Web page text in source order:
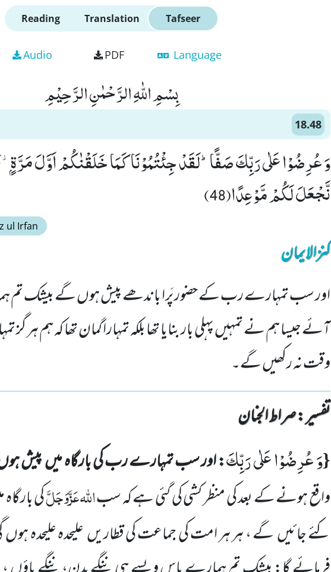
Reading Translation Tafseer
Audio PDF Language
بِسْمِ اللّٰهِ الرَّحْمٰنِ الرَّحِیْمِ
18.48
وَ عُرِضُوْا عَلٰى رَبِّكَ صَفًّاؕ-لَقَدْ جِئْتُمُوْنَا كَمَا خَلَقْنٰكُمْ اَوَّلَ
نَّجْعَلَ لَكُمْ مَّوْعِدًا(48)
ul Irfan
کنزالایمان
اور سب تمہارے رب کے حضور پَرا باندھے پیش ہوں گے بیشک تم
آئے جیسا ہم نے تمہیں پہلی بار بنایا تھا بلکہ تمہارا گمان تھا کہ ہم ہر
وقت نہ رکھیں گے۔
تفسیر : ‎صراط الجنان
{وَ عُرِضُوْا عَلٰى رَبِّكَ: اور سب تمہارے رب کی بارگاہ میںپیش
واقع ہونے کے بعدکی منظر کشی کی گئی ہے کہ سباللّٰہعَزَّوَجَلَّکی
کئے جائیںگے ، ہر ہر امت کی جماعت کی قطاریںعلیحدہ علیحدہ ہوں